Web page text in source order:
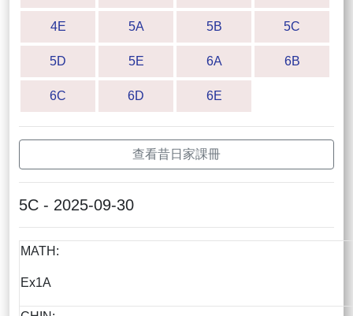
4E 5A 5B 5C
5D 5E 6A 6B
6C 6D 6E
查看昔日家課冊
5C - 2025-09-30
MATH:
Ex1A